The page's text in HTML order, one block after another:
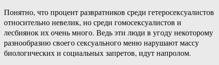
Понятно, что процент развратников среди гетеросексуалистов
относительно невелик, но среди гомосексуалистов и
лесбиянок их очень много. Ведь эти люди в угоду некоторому
разнообразию своего сексуального меню нарушают массу
биологических и социальных запретов, идут напролом.